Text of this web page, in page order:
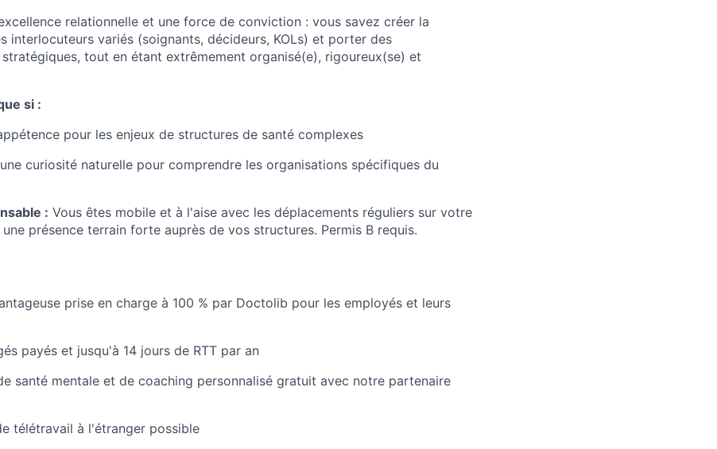
relationnelle et une force de conviction : vous savez créer la
interlocuteurs variés (soignants, décideurs, KOLs) et porter des
tout en étant extrêmement organisé(e), rigoureux(se) et
si :
pour les enjeux de structures de santé complexes
curiosité naturelle pour comprendre les organisations spécifiques du
: Vous êtes mobile et à l'aise avec les déplacements réguliers sur votre
présence terrain forte auprès de vos structures. Permis B requis.
prise en charge à 100 % par Doctolib pour les employés et leurs
payés et jusqu'à 14 jours de RTT par an
santé mentale et de coaching personnalisé gratuit avec notre partenaire
télétravail à l'étranger possible